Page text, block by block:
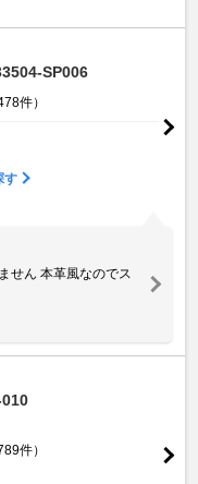
SP006
件）
す
せん 本革風なのでス
件）